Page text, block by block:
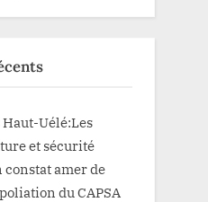
Haut-Uélé:Les
et sécurité
amer de
du CAPSA